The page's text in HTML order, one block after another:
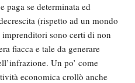
paga se determinata ed
(rispetto ad un mondo
sono certi di non
fiacca e tale da generare
Un po’ come
economica crollò anche